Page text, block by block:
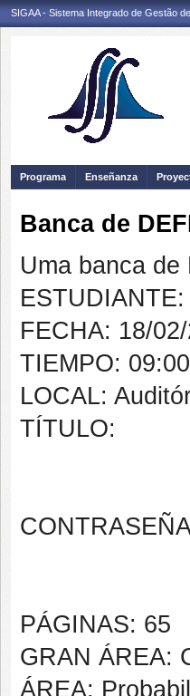
SIGAA - Sistema Integrado de Gestão
Programa Enseñanza
Banca de
Uma banca
FECHA: 18/
TIEMPO: 09:00
LOCAL:
TÍTULO:
PÁGINAS: 65
GRAN ÁREA:
ÁREA: